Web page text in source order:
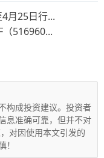
月25日行...
（516960...
构成投资建议。投资者
息准确可靠，但并不对
对因使用本文引发的